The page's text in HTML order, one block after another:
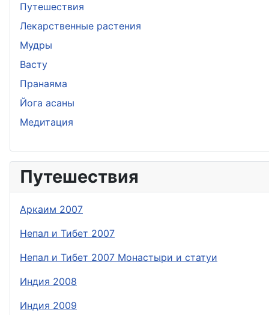
Путешествия
Лекарственные растения
Мудры
Васту
Пранаяма
Йога асаны
Медитация
Путешествия
Аркаим 2007
Непал и Тибет 2007
Непал и Тибет 2007 Монастыри и статуи
Индия 2008
Индия 2009